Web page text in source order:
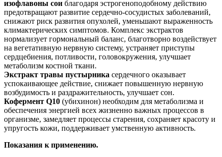
изофлавоны сои благодаря эстрогеноподобному действию
предотвращают развитие сердечно-сосудистых заболеваний,
снижают риск развития опухолей, уменьшают выраженность
климактерических симптомов. Комплекс экстрактов
нормализует гормональный баланс, благотворно воздействует
на вегетативную нервную систему, устраняет приступы
сердцебиения, потливости, головокружения, улучшает
метаболизм костной ткани.
Экстракт травы пустырника сердечного оказывает
успокаивающее действие, снижает повышенную нервную
возбудимость и раздражительность, улучшает сон.
Кофермент Q10 (убихинон) необходим для метаболизма и
обеспечения энергией всех жизненно важных процессов в
организме, замедляет процессы старения, сохраняет красоту и
упругость кожи, поддерживает умственную активность.
Показания к применению.